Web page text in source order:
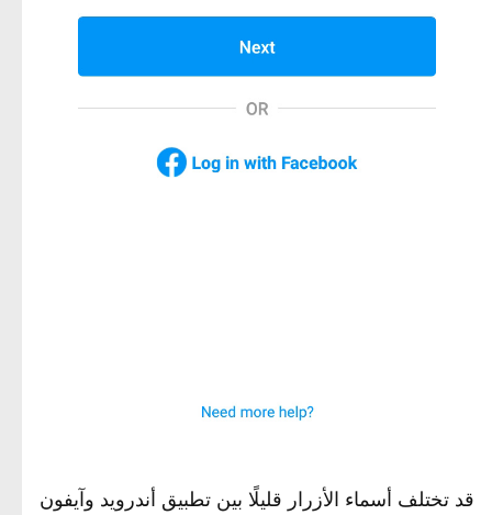
قد تختلف أسماء الأزرار قليلًا بين تطبيق أندرويد وآيفون